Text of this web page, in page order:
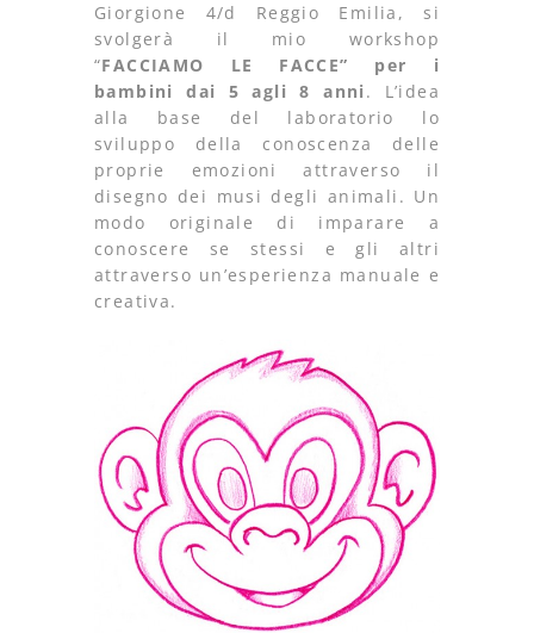
Giorgione 4/d Reggio Emilia, si
svolgerà il mio workshop
“FACCIAMO LE FACCE” per i
bambini dai 5 agli 8 anni . L’idea
alla base del laboratorio lo
sviluppo della conoscenza delle
proprie emozioni attraverso il
disegno dei musi degli animali. Un
modo originale di imparare a
conoscere se stessi e gli altri
attraverso un’esperienza manuale e
creativa.